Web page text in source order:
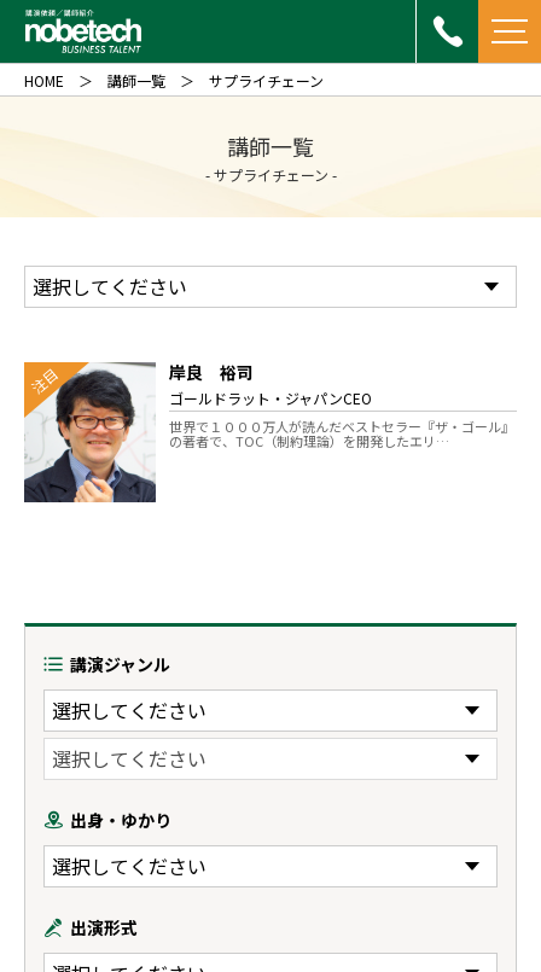
講師一覧
- サプライチェーン -
HOME 講師一覧 サプライチェーン
注目 岸良 裕司
ゴールドラット・ジャパンCEO
世界で１０００万人が読んだベストセラー『ザ・ゴール』
の著者で、TOC（制約理論）を開発したエリ…
講演ジャンル
出身・ゆかり
出演形式